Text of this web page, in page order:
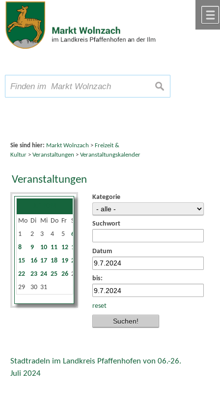
Zum Inhalt,zur Navigation
Schriftgröße A A A suchen
Sie sind hier: Markt Wolnzach > Freizeit &
Kultur> Veranstaltungen > Veranstaltungskalender
Veranstaltungen
Mo Di Mi Do Fr Sa
1
2 3 4 5 6
8
9 10 11 12 13
15
16 17 18 19 20
22
23 24 25 26 27
29
30 31
Kategorie
Suchwort
Datum
bis:
reset
Stadtradeln im Landkreis Pfaffenhofen von 06.-26.
Juli 2024